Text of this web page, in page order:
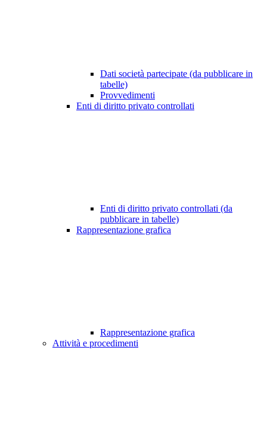
Dati società partecipate (da pubblicare in
tabelle)
Provvedimenti
Enti di diritto privato controllati
Enti di diritto privato controllati (da
pubblicare in tabelle)
Rappresentazione grafica
Rappresentazione grafica
Attività e procedimenti